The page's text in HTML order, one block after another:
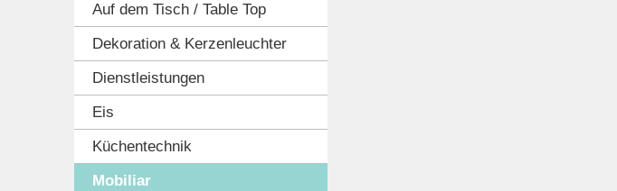
Auf dem Tisch / Table Top
Dekoration & Kerzenleuchter
Dienstleistungen
Eis
Küchentechnik
Mobiliar